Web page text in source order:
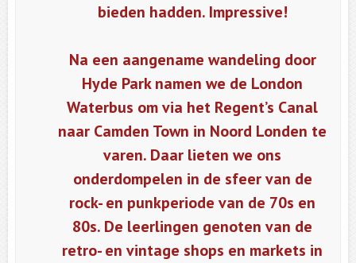
bieden hadden. Impressive!
Na een aangename wandeling door
Hyde Park namen we de London
Waterbus om via het Regent’s Canal
naar Camden Town in Noord Londen te
varen. Daar lieten we ons
onderdompelen in de sfeer van de
rock- en punkperiode van de 70s en
80s. De leerlingen genoten van de
retro- en vintage shops en markets in